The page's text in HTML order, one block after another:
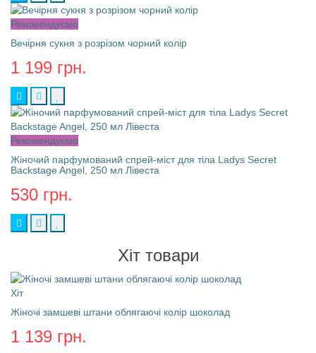
Рекомендуємо
Вечірня сукня з розрізом чорний колір
1 199 грн.
Рекомендуємо
Жіночий парфумований спрей-міст для тіла Ladys Secret
Backstage Angel, 250 мл Лівеста
530 грн.
Хіт товари
Хіт
Жіночі замшеві штани облягаючі колір шоколад
1 139 грн.